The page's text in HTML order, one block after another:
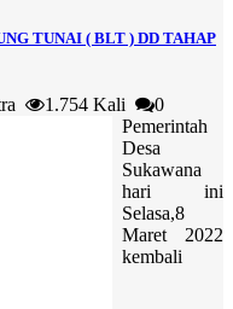
TUNAI ( BLT ) DD TAHAP
1.754 Kali
0
Pemerintah
Desa
Sukawana
hari ini
Selasa,8
Maret 2022
kembali